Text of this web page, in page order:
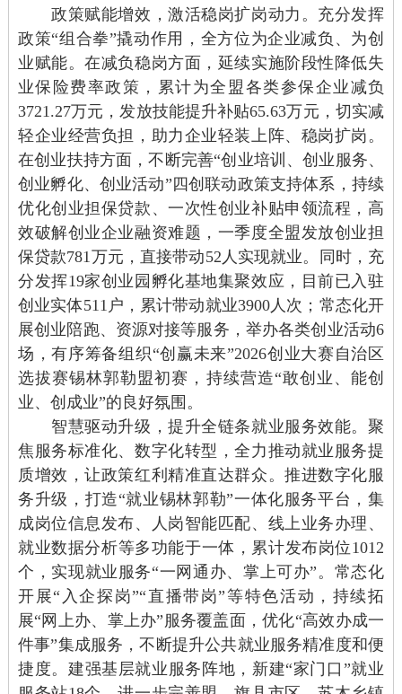
政策赋能增效，激活稳岗扩岗动力。充分发挥
政策“组合拳”撬动作用，全方位为企业减负、为创
业赋能。在减负稳岗方面，延续实施阶段性降低失
业保险费率政策，累计为全盟各类参保企业减负
3721.27万元，发放技能提升补贴65.63万元，切实减
轻企业经营负担，助力企业轻装上阵、稳岗扩岗。
在创业扶持方面，不断完善“创业培训、创业服务、
创业孵化、创业活动”四创联动政策支持体系，持续
优化创业担保贷款、一次性创业补贴申领流程，高
效破解创业企业融资难题，一季度全盟发放创业担
保贷款781万元，直接带动52人实现就业。同时，充
分发挥19家创业园孵化基地集聚效应，目前已入驻
创业实体511户，累计带动就业3900人次；常态化开
展创业陪跑、资源对接等服务，举办各类创业活动6
场，有序筹备组织“创赢未来”2026创业大赛自治区
选拔赛锡林郭勒盟初赛，持续营造“敢创业、能创
业、创成业”的良好氛围。
智慧驱动升级，提升全链条就业服务效能。聚
焦服务标准化、数字化转型，全力推动就业服务提
质增效，让政策红利精准直达群众。推进数字化服
务升级，打造“就业锡林郭勒”一体化服务平台，集
成岗位信息发布、人岗智能匹配、线上业务办理、
就业数据分析等多功能于一体，累计发布岗位1012
个，实现就业服务“一网通办、掌上可办”。常态化
开展“入企探岗”“直播带岗”等特色活动，持续拓
展“网上办、掌上办”服务覆盖面，优化“高效办成一
件事”集成服务，不断提升公共就业服务精准度和便
捷度。建强基层就业服务阵地，新建“家门口”就业